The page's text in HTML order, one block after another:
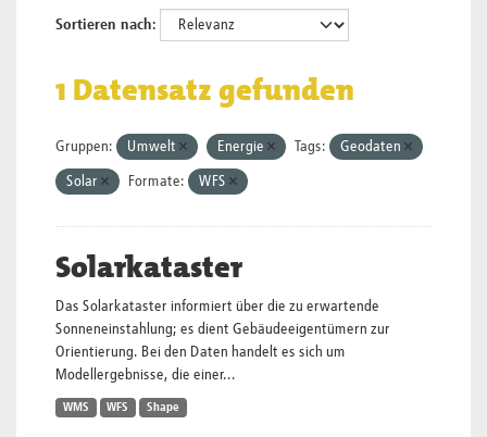
Sortieren nach
1 Datensatz gefunden
Gruppen: Umwelt Energie Tags: Geodaten
Solar Formate: WFS
Solarkataster
Das Solarkataster informiert über die zu erwartende
Sonneneinstahlung; es dient Gebäudeeigentümern zur
Orientierung. Bei den Daten handelt es sich um
Modellergebnisse, die einer...
WMS WFS Shape